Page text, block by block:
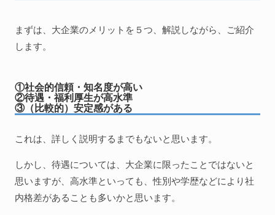
まずは、大企業のメリットを５つ、解説しながら、ご紹介
します。
①社会的信頼・知名度が高い
②待遇・福利厚生が高水準
③（比較的）安定感がある
これは、詳しく説明するまでもないと思います。
しかし、待遇については、大企業に限ったことではないと
思いますが、高水準といっても、性別や学歴などにより社
内格差があることも多いかと思います。